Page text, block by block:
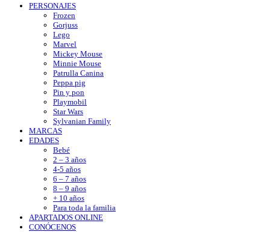
PERSONAJES
Frozen
Gorjuss
Lego
Marvel
Mickey Mouse
Minnie Mouse
Patrulla Canina
Peppa pig
Pin y pon
Playmobil
Star Wars
Sylvanian Family
MARCAS
EDADES
Bebé
2 – 3 años
4-5 años
6 – 7 años
8 – 9 años
+ 10 años
Para toda la familia
APARTADOS ONLINE
CONÓCENOS